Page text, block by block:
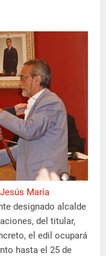
Jesús María
designado alcalde
del titular,
el edil ocupará
hasta el 25 de